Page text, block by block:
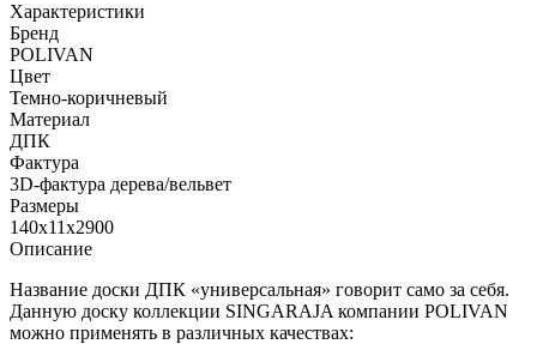
Характеристики
Бренд
POLIVAN
Цвет
Темно-коричневый
Материал
ДПК
Фактура
3D-фактура дерева/вельвет
Размеры
140х11х2900
Описание
Название доски ДПК «универсальная» говорит само за себя.
Данную доску коллекции SINGARAJA компании POLIVAN
можно применять в различных качествах: